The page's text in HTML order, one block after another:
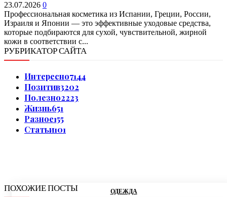
23.07.2026 0
Профессиональная косметика из Испании, Греции, России,
Израиля и Японии — это эффективные уходовые средства,
которые подбираются для сухой, чувствительной, жирной
кожи в соответствии с...
РУБРИКАТОР САЙТА
Интересно7144
Позитив3202
Полезно2223
Жизнь651
Разное155
Статьи101
ПОХОЖИЕ ПОСТЫ ОДЕЖДА